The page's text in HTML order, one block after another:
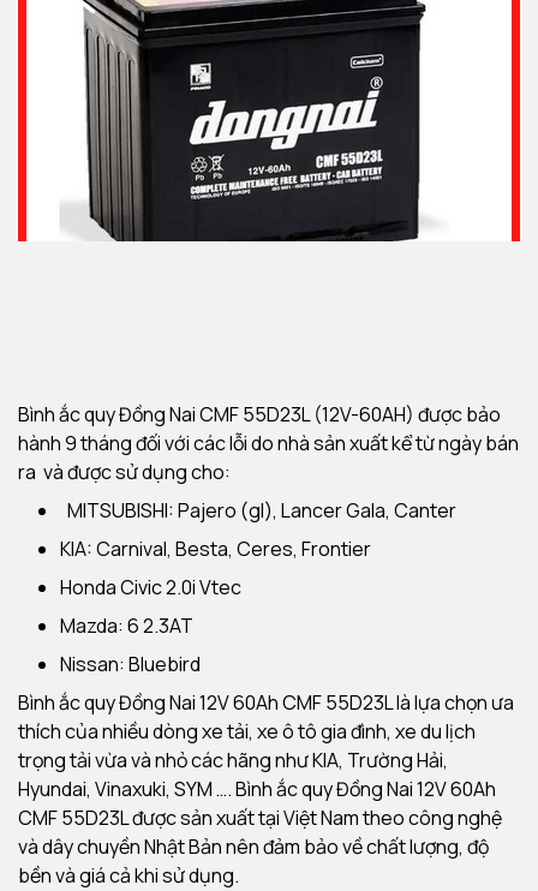
Bình ắc quy Đồng Nai CMF 55D23L (12V-60AH) được bảo
hành 9 tháng đối với các lỗi do nhà sản xuất kể từ ngày bán
ra và được sử dụng cho:
MITSUBISHI: Pajero (gl), Lancer Gala, Canter
KIA: Carnival, Besta, Ceres, Frontier
Honda Civic 2.0i Vtec
Mazda: 6 2.3AT
Nissan: Bluebird
Bình ắc quy Đồng Nai 12V 60Ah CMF 55D23L là lựa chọn ưa
thích của nhiều dòng xe tải, xe ô tô gia đình, xe du lịch
trọng tải vừa và nhỏ các hãng như KIA, Trường Hải,
Hyundai, Vinaxuki, SYM …. Bình ắc quy Đồng Nai 12V 60Ah
CMF 55D23L được sản xuất tại Việt Nam theo công nghệ
và dây chuyền Nhật Bản nên đảm bảo về chất lượng, độ
bền và giá cả khi sử dụng.